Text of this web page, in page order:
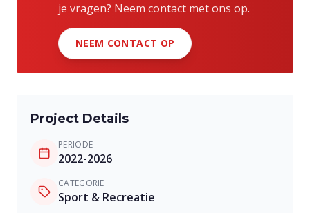
je vragen? Neem contact met ons op.
NEEM CONTACT OP
Project Details
PERIODE
2022-2026
CATEGORIE
Sport & Recreatie